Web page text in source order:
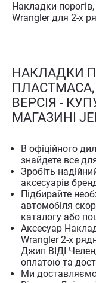
Накладки
Wrangler для 2-х
НАКЛАДКИ
ПЛАСТМАСА,
ВЕРСІЯ -
МАГАЗИНІ
В офіційного
знайдете все
Зробіть
аксесуарів
Підбирайте
автомобіля
каталогу або
Аксесуар
Wrangler 2-х
Джип ВІДІ
оплатою та
Ми доставляємо